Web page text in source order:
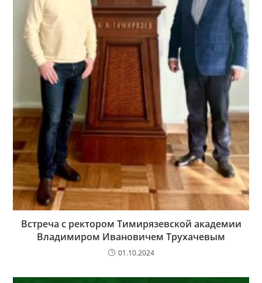
Встреча с ректором Тимирязевской академии
Владимиром Ивановичем Трухачевым
01.10.2024